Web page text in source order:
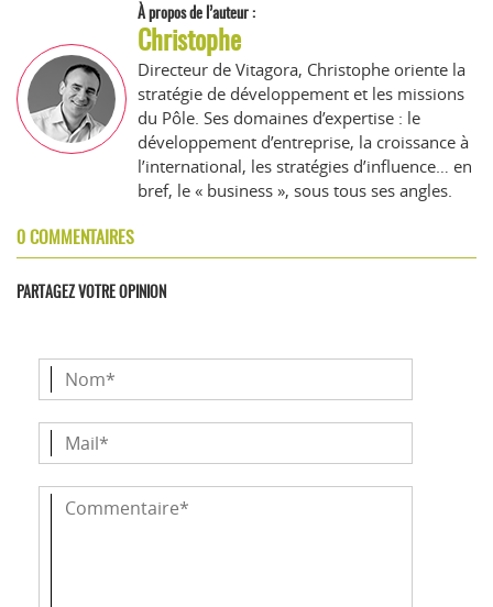
À propos de l’auteur :
Christophe
Directeur de Vitagora, Christophe oriente la
stratégie de développement et les missions
du Pôle. Ses domaines d’expertise : le
développement d’entreprise, la croissance à
l’international, les stratégies d’influence… en
bref, le « business », sous tous ses angles.
0 COMMENTAIRES
PARTAGEZ VOTRE OPINION